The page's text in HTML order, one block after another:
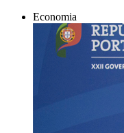
Economia